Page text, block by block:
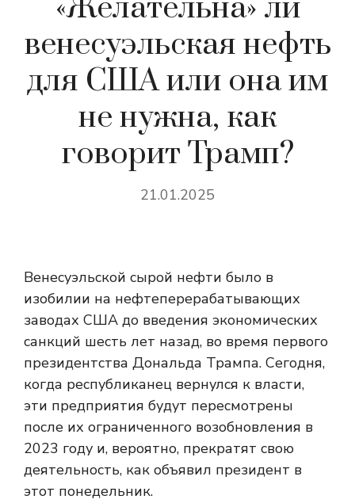
«Желательна» ли
венесуэльская нефть
для США или она им
не нужна, как
говорит Трамп?
21.01.2025
Венесуэльской сырой нефти было в
изобилии на нефтеперерабатывающих
заводах США до введения экономических
санкций шесть лет назад, во время первого
президентства Дональда Трампа. Сегодня,
когда республиканец вернулся к власти,
эти предприятия будут пересмотрены
после их ограниченного возобновления в
2023 году и, вероятно, прекратят свою
деятельность, как объявил президент в
этот понедельник.